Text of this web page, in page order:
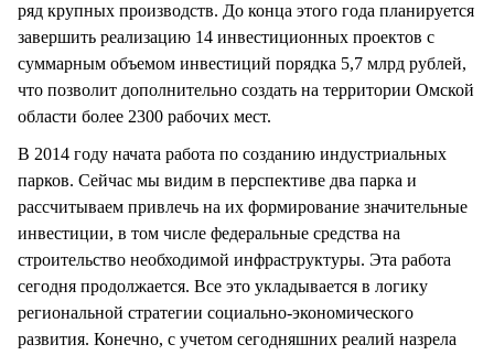
ряд крупных производств. До конца этого года планируется
завершить реализацию 14 инвестиционных проектов с
суммарным объемом инвестиций порядка 5,7 млрд рублей,
что позволит дополнительно создать на территории Омской
области более 2300 рабочих мест.
В 2014 году начата работа по созданию индустриальных
парков. Сейчас мы видим в перспективе два парка и
рассчитываем привлечь на их формирование значительные
инвестиции, в том числе федеральные средства на
строительство необходимой инфраструктуры. Эта работа
сегодня продолжается. Все это укладывается в логику
региональной стратегии социально-экономического
развития. Конечно, с учетом сегодняшних реалий назрела